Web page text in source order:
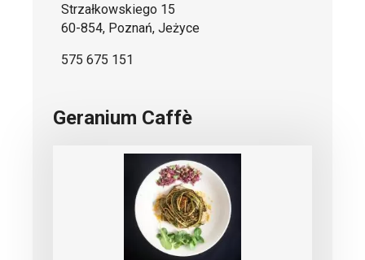
Strzałkowskiego 15
60-854, Poznań, Jeżyce
575 675 151
Geranium Caffè